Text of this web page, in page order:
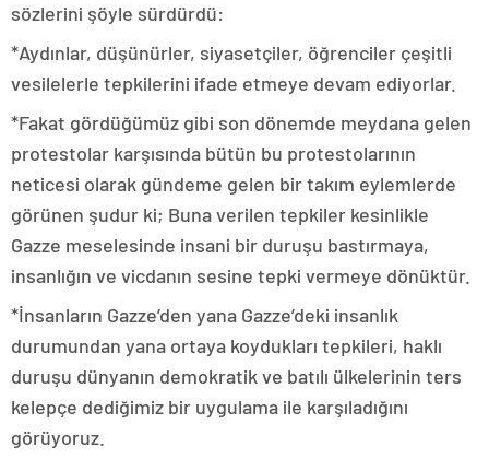
sözlerini şöyle sürdürdü:
*Aydınlar, düşünürler, siyasetçiler, öğrenciler çeşitli
vesilelerle tepkilerini ifade etmeye devam ediyorlar.
*Fakat gördüğümüz gibi son dönemde meydana gelen
protestolar karşısında bütün bu protestolarının
neticesi olarak gündeme gelen bir takım eylemlerde
görünen şudur ki; Buna verilen tepkiler kesinlikle
Gazze meselesinde insani bir duruşu bastırmaya,
insanlığın ve vicdanın sesine tepki vermeye dönüktür.
*İnsanların Gazze’den yana Gazze’deki insanlık
durumundan yana ortaya koydukları tepkileri, haklı
duruşu dünyanın demokratik ve batılı ülkelerinin ters
kelepçe dediğimiz bir uygulama ile karşıladığını
görüyoruz.